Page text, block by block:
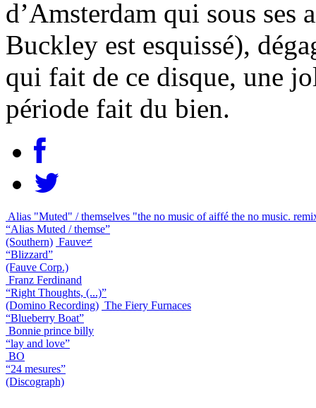
d’Amsterdam qui sous ses
Buckley est esquissé),
qui fait de ce disque, une
période fait du bien.
Alias "Muted" / themselves "the no music of aiffé the no music.
“Alias Muted / themse”
(Southern) Fauve≠
“Blizzard”
(Fauve Corp.)
Franz Ferdinand
“Right Thoughts, (...)”
(Domino Recording) The Fiery Furnaces
“Blueberry Boat”
Bonnie prince billy
“lay and love”
BO
“24 mesures”
(Discograph)